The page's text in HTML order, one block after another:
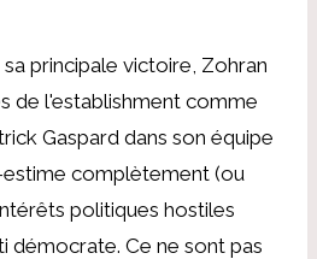
principale victoire, Zohran
de l'establishment comme
Gaspard dans son équipe
complètement (ou
politiques hostiles
démocrate. Ce ne sont pas